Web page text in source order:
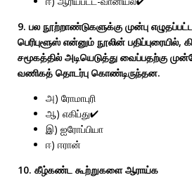
9. பல நூற்றாண்டுகளுக்கு முன்பு
பெரிபுளூஸ் என்னும் நூலின் பதிப்புரையில்,
சமூகத்தில் அடியெடுத்து வைப்பதற்கு
வணிகத் தொடர்பு கொண்டிருந்தன.
அ) ரோமாபுரி
ஆ) எகிப்து✔
இ) ஐரோப்பியா
ஈ) ஈரான்
10. கீழ்கண்ட கூற்றுகளை ஆராய்க